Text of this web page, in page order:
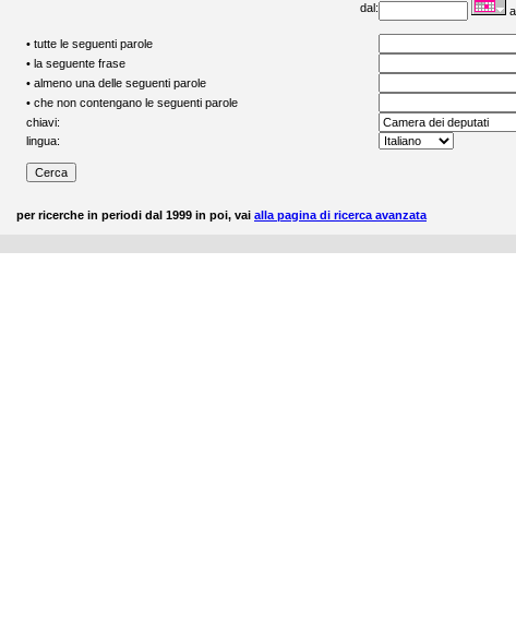
dal:
• tutte le seguenti parole
• la seguente frase
• almeno una delle seguenti parole
• che non contengano le seguenti parole
chiavi:
lingua:
per ricerche in periodi dal 1999 in poi, vai alla pagina di ricerca avanzata